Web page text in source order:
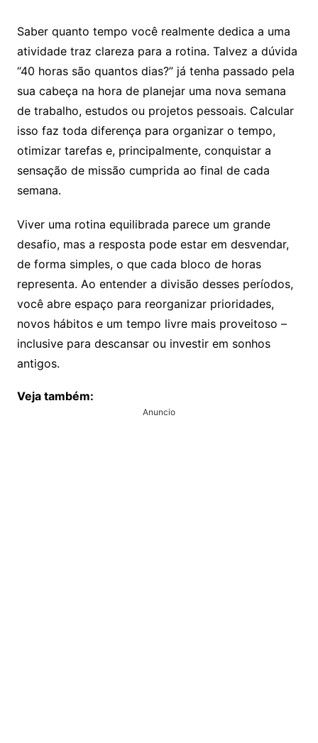
Saber quanto tempo você realmente dedica a uma
atividade traz clareza para a rotina. Talvez a dúvida
“40 horas são quantos dias?” já tenha passado pela
sua cabeça na hora de planejar uma nova semana
de trabalho, estudos ou projetos pessoais. Calcular
isso faz toda diferença para organizar o tempo,
otimizar tarefas e, principalmente, conquistar a
sensação de missão cumprida ao final de cada
semana.
Viver uma rotina equilibrada parece um grande
desafio, mas a resposta pode estar em desvendar,
de forma simples, o que cada bloco de horas
representa. Ao entender a divisão desses períodos,
você abre espaço para reorganizar prioridades,
novos hábitos e um tempo livre mais proveitoso –
inclusive para descansar ou investir em sonhos
antigos.
Veja também:
Anuncio